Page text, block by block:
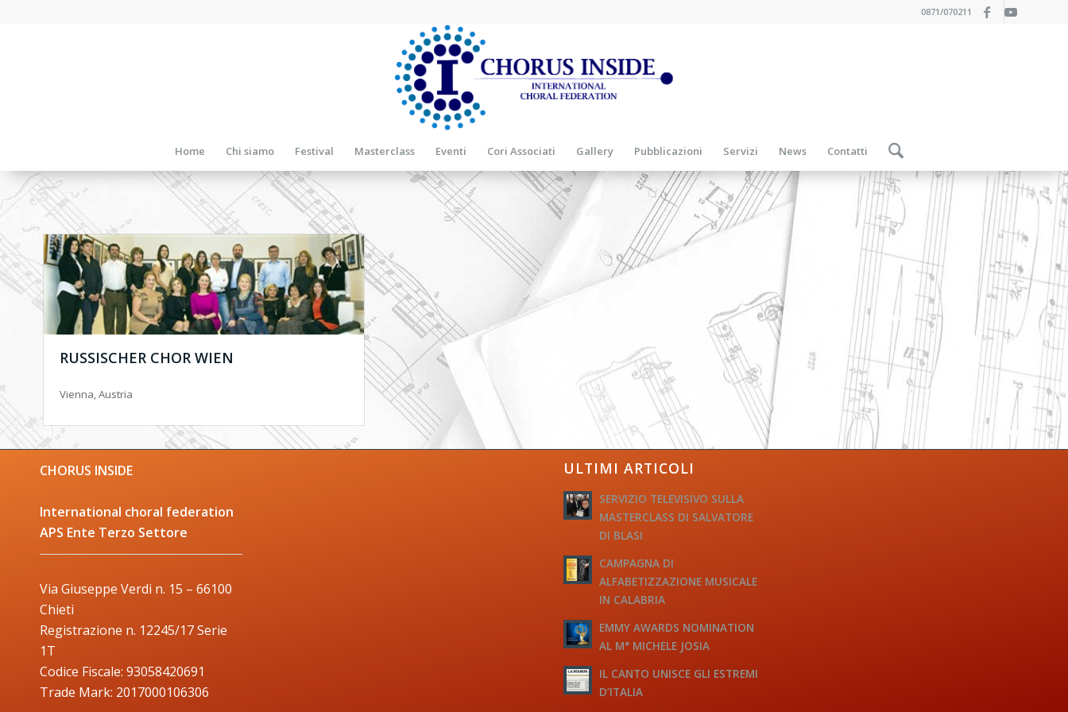
0871/070211
Home Chi siamo Festival Masterclass Eventi Cori Associati Gallery Pubblicazioni Servizi News Contatti
RUSSISCHER CHOR WIEN
Vienna, Austria
CHORUS INSIDE
International choral federation
APS Ente Terzo Settore
Via Giuseppe Verdi n. 15 – 66100
Chieti
Registrazione n. 12245/17 Serie
1T
Codice Fiscale: 93058420691
Trade Mark: 2017000106306
ULTIMI ARTICOLI
SERVIZIO TELEVISIVO SULLA
MASTERCLASS DI SALVATORE
DI BLASI
CAMPAGNA DI
ALFABETIZZAZIONE MUSICALE
IN CALABRIA
EMMY AWARDS NOMINATION
AL M° MICHELE JOSIA
IL CANTO UNISCE GLI ESTREMI
D’ITALIA